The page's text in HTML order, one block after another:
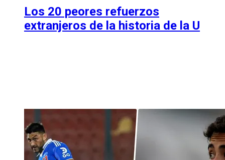
Los 20 peores refuerzos
extranjeros de la historia de la U